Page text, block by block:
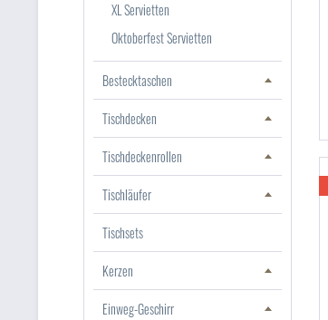
XL Servietten
Oktoberfest Servietten
Bestecktaschen
Tischdecken
Tischdeckenrollen
Tischläufer
Tischsets
Kerzen
Einweg-Geschirr